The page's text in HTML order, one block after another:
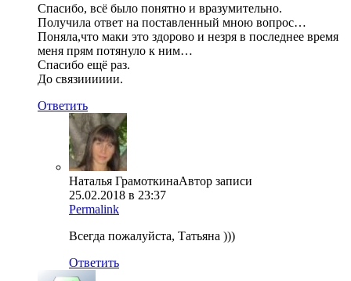
Спасибо, всё было понятно и вразумительно.
Получила ответ на поставленный мною вопрос…
Поняла,что маки это здорово и незря в последнее время
меня прям потянуло к ним…
Спасибо ещё раз.
До связииииии.
Ответить
Наталья ГрамоткинаАвтор записи
25.02.2018 в 23:37
Permalink
Всегда пожалуйста, Татьяна )))
Ответить